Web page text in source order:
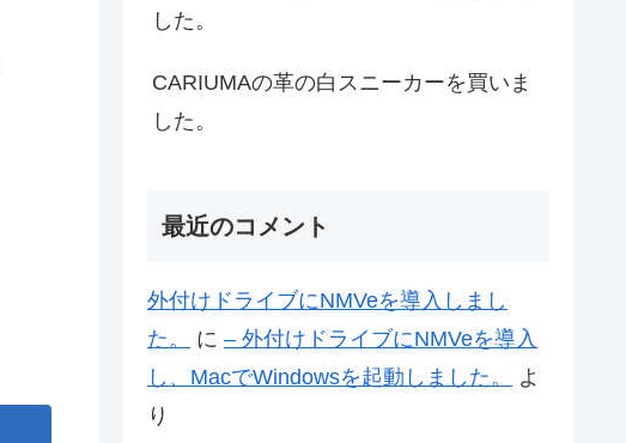
した。
CARIUMAの革の白スニーカーを買いま
した。
最近のコメント
外付けドライブにNMVeを導入しまし
た。
に – 外付けドライブにNMVeを導入
し、MacでWindowsを起動しました。
よ
り